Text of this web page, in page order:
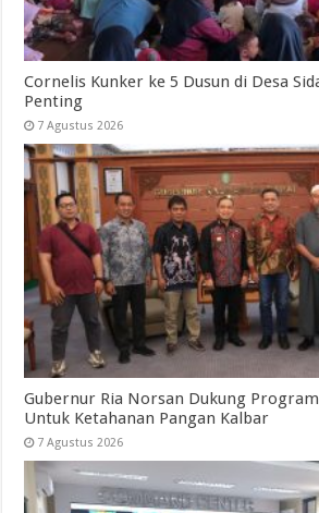
Cornelis Kunker ke 5 Dusun di Desa
Penting
7 Agustus 2026
Gubernur Ria Norsan Dukung Program
Untuk Ketahanan Pangan Kalbar
7 Agustus 2026